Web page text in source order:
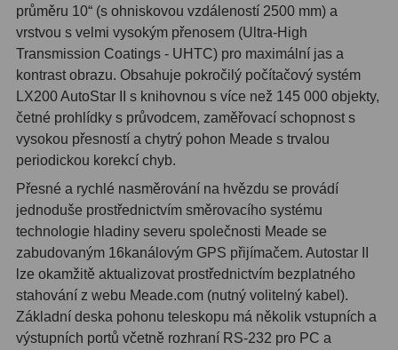
S mřížkou6
Ostatní29
Barlow 65
Filtry 181
Měsíční a Polarizační
Sluneční43
CLS a UHC13
Mlhovinové14
průměru 10“ (s ohniskovou vzdáleností 2500 mm) a
vrstvou s velmi vysokým přenosem (Ultra-High
Transmission Coatings - UHTC) pro maximální jas a
kontrast obrazu. Obsahuje pokročilý počítačový systém
LX200 AutoStar II s knihovnou s více než 145 000 objekty,
četné prohlídky s průvodcem, zaměřovací schopnost s
vysokou přesností a chytrý pohon Meade s trvalou
periodickou korekcí chyb.
Přesné a rychlé nasměrování na hvězdu se provádí
jednoduše prostřednictvím směrovacího systému
technologie hladiny severu společnosti Meade se
zabudovaným 16kanálovým GPS přijímačem. Autostar II
lze okamžitě aktualizovat prostřednictvím bezplatného
stahování z webu Meade.com (nutný volitelný kabel).
Základní deska pohonu teleskopu má několik vstupních a
výstupních portů včetně rozhraní RS-232 pro PC a